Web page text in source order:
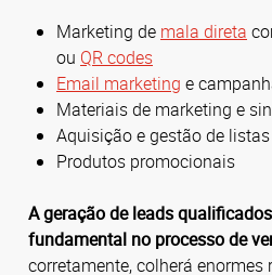
Marketing de mala direta
ou QR codes
Email marketing e
Materiais de marketing e
Aquisição e gestão de listas
Produtos promocionais
A geração de leads
fundamental no processo de
corretamente, colherá